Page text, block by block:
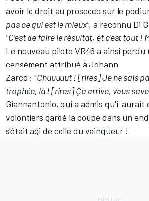
avoir le droit au prosecco sur le
pas ce qui est le mieux", a reconnu Di
"C’est de faire le résultat, et c'est tout !
Le nouveau pilote VR46 a ainsi perdu
censément attribué à Johann
Zarco : "Chuuuuut ! [rires] Je ne sais
trophée, là ! [rires] Ça arrive, vous
Giannantonio, qui a admis qu'il aurait
volontiers gardé la coupe dans un
s'était agi de celle du vainqueur !